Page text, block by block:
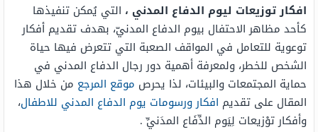
افكار توزيعات ليوم الدفاع المدني ، التي يُمكن تنفيذها
كأحد مظاهر الاحتفال بيوم الدفاع المدنيّ، بهدف تقديم أفكار
توعوية للتعامل في المواقف الصعبة التي تتعرض فيها حياة
الشخص للخطر، ولمعرفة أهمية دور رجال الدفاع المدني في
حماية المجتمعات والبيئات، لذا يحرص موقع المرجع من خلال هذا
المقال على تقديم افكار ورسومات يوم الدفاع المدني للاطفال،
وأفكار توْزيعات لِيَوم الدِّفَاع المدَنيِّ .